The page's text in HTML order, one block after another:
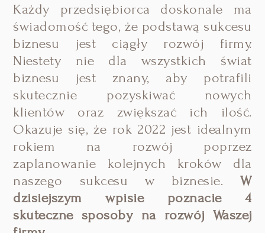
Każdy przedsiębiorca doskonale ma
świadomość tego, że podstawą sukcesu
biznesu jest ciągły rozwój firmy.
Niestety nie dla wszystkich świat
biznesu jest znany, aby potrafili
skutecznie pozyskiwać nowych
klientów oraz zwiększać ich ilość.
Okazuje się, że rok 2022 jest idealnym
rokiem na rozwój poprzez
zaplanowanie kolejnych kroków dla
naszego sukcesu w biznesie.W
dzisiejszym wpisie poznacie 4
skuteczne sposoby na rozwój Waszej